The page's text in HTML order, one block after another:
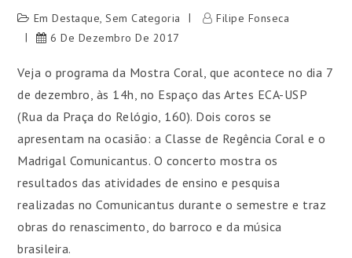
Em Destaque,Sem Categoria
Filipe Fonseca
6 De Dezembro De 2017
Veja o programa da Mostra Coral, que acontece no dia 7
de dezembro, às 14h, no Espaço das Artes ECA-USP
(Rua da Praça do Relógio, 160). Dois coros se
apresentam na ocasião: a Classe de Regência Coral e o
Madrigal Comunicantus. O concerto mostra os
resultados das atividades de ensino e pesquisa
realizadas no Comunicantus durante o semestre e traz
obras do renascimento, do barroco e da música
brasileira.